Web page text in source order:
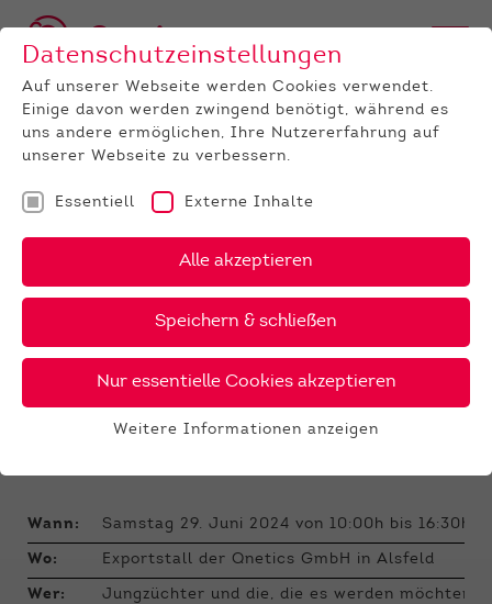
UNTERNEHMEN News
Fleischrinder-Jungzüchter-
Workshop im Juni in Alsfeld
Jetzt anmelden für den eintägigen
Wann: Samstag 29. Juni 2024 von 10:00h bis 16:30h
Wo: Exportstall der Qnetics GmbH in Alsfeld
Wer: Jungzüchter und die, die es werden möchten
Datenschutzeinstellungen
Auf unserer Webseite werden Cookies verwendet.
Einige davon werden zwingend benötigt, während es
uns andere ermöglichen, Ihre Nutzererfahrung auf
unserer Webseite zu verbessern.
Essentiell Externe Inhalte
Alle akzeptieren
Speichern & schließen
Nur essentielle Cookies akzeptieren
gewährleistet, dass die Webseite einwandfrei
funktioniert.
cookie_optin
Cookie-Informationen anzeigen
Weitere Informationen anzeigen